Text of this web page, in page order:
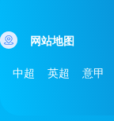
网站地图
中超 英超 意甲